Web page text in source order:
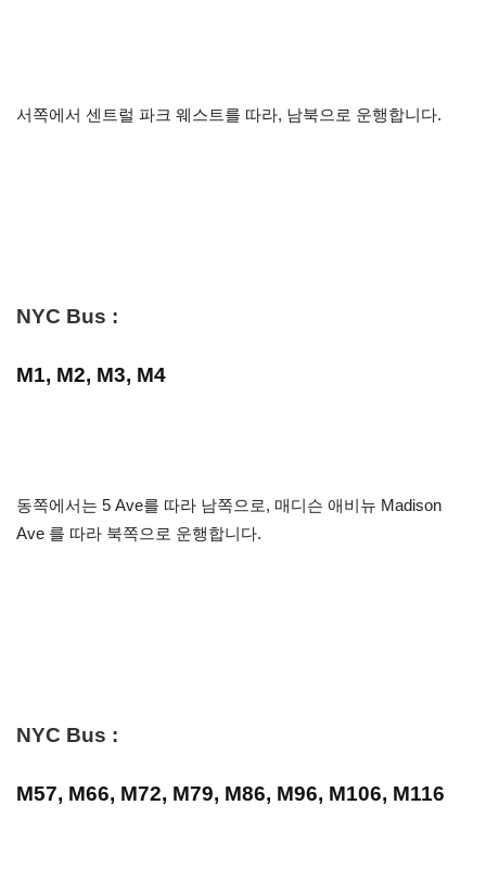
서쪽에서 센트럴 파크 웨스트를 따라, 남북으로 운행합니다.
NYC Bus :
M1, M2, M3, M4
동쪽에서는 5 Ave를 따라 남쪽으로, 매디슨 애비뉴 Madison
Ave 를 따라 북쪽으로 운행합니다.
NYC Bus :
M57, M66, M72, M79, M86, M96, M106, M116